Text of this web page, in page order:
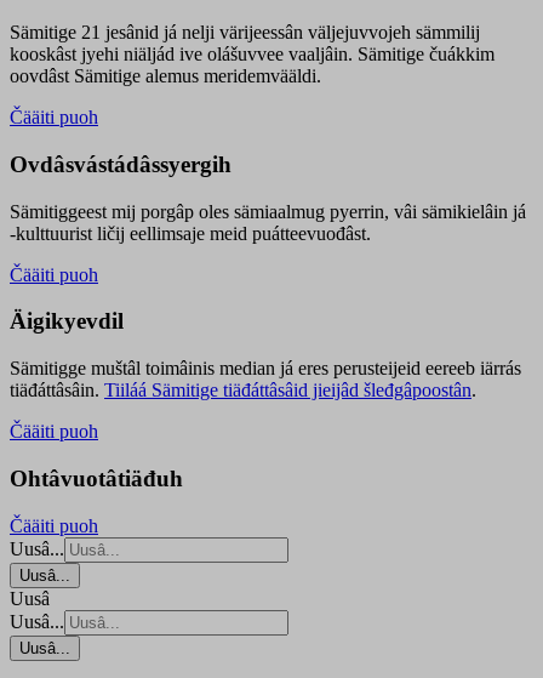
Sämitige 21 jesânid já nelji värijeessân väljejuvvojeh sämmilij
kooskâst jyehi niäljád ive olášuvvee vaaljâin. Sämitige čuákkim
oovdâst Sämitige alemus meridemvääldi.
Čääiti puoh
Ovdâsvástádâssyergih
Sämitiggeest mij porgâp oles sämiaalmug pyerrin, vâi sämikielâin já
-kulttuurist ličij eellimsaje meid puátteevuođâst.
Čääiti puoh
Äigikyevdil
Sämitigge muštâl toimâinis median já eres perusteijeid eereeb iärrás
tiäđáttâsâin. Tiiláá Sämitige tiäđáttâsâid jieijâd šleđgâpoostân.
Čääiti puoh
Ohtâvuotâtiäđuh
Čääiti puoh
Uusâ...
Uusâ...
Uusâ
Uusâ...
Uusâ...